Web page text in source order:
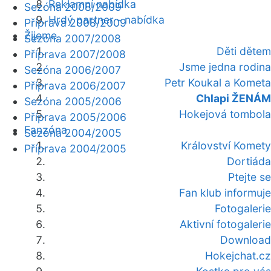
Reklamní nabídka
Hrdý partner - nabídka
Žijeme
Děti dětem
Jsme jedna rodina
Petr Koukal a Kometa
Chlapi ŽENÁM
Hokejová tombola
Fanzóna
Království Komety
Dortiáda
Ptejte se
Fan klub informuje
Fotogalerie
Aktivní fotogalerie
Download
Hokejchat.cz
Sezóna 2008/2009
Příprava 2008/2009
Sezóna 2007/2008
Příprava 2007/2008
Sezóna 2006/2007
Příprava 2006/2007
Sezóna 2005/2006
Příprava 2005/2006
Sezóna 2004/2005
Příprava 2004/2005